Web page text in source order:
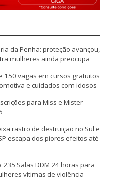
da Penha: proteção avançou,
mulheres ainda preocupa
150 vagas em cursos gratuitos
e cuidados com idosos
para Miss e Mister
rastro de destruição no Sul e
escapa dos piores efeitos até
235 Salas DDM 24 horas para
vítimas de violência